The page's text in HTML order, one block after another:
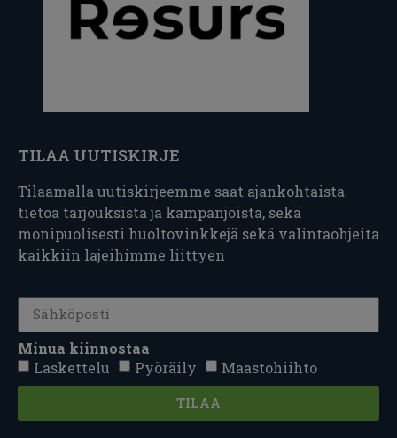
TILAA UUTISKIRJE
Tilaamalla uutiskirjeemme saat ajankohtaista
tietoa tarjouksista ja kampanjoista, sekä
monipuolisesti huoltovinkkejä sekä valintaohjeita
kaikkiin lajeihimme liittyen
Minua kiinnostaa
Laskettelu
Pyöräily Maastohiihto
TILAA